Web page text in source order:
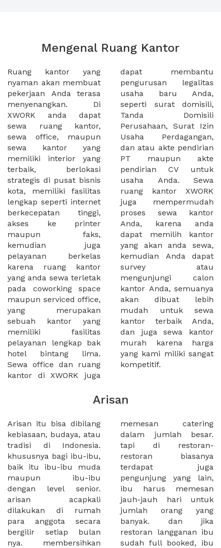
Mengenal Ruang Kantor
Ruang kantor yang
nyaman akan membuat
pekerjaan Anda terasa
menyenangkan. Di
XWORK anda dapat
sewa ruang kantor,
sewa office, maupun
sewa kantor yang
memiliki interior yang
terbaik, berlokasi
strategis di pusat bisnis
kota, memiliki fasilitas
lengkap seperti internet
berkecepatan tinggi,
akses ke printer
maupun faks,
kemudian juga
pelayanan berkelas
karena ruang kantor
yang anda sewa terletak
pada coworking space
maupun serviced office,
yang merupakan
sebuah kantor yang
memiliki fasilitas
pelayanan lengkap bak
hotel bintang lima.
Sewa office dan ruang
kantor di XWORK juga
dapat membantu
pengurusan legalitas
usaha baru Anda,
seperti surat domisili,
Tanda Domisili
Perusahaan, Surat Izin
Usaha Perdagangan,
dan atau akte pendirian
PT maupun akte
pendirian CV untuk
usaha Anda. Sewa
ruang kantor XWORK
juga mempermudah
proses sewa kantor
Anda, karena anda
dapat memilih kantor
yang akan anda sewa,
kemudian Anda dapat
survey atau
mengunjungi calon
kantor Anda, semuanya
akan dibuat lebih
mudah untuk sewa
kantor terbaik Anda,
dan juga sewa kantor
murah karena harga
yang kami miliki sangat
kompetitif.
Arisan
Arisan itu bisa dibilang
kebiasaan, budaya, atau
tradisi di Indonesia.
khususnya bagi ibu-ibu,
baik itu ibu-ibu muda
maupun ibu-ibu
dengan level senior.
arisan acapkali
dilakukan di rumah
para anggota secara
bergilir setiap bulan
nya. membersihkan
memesan catering
dalam jumlah besar.
tapi di restoran-
restoran biasanya
terdapat juga
pengunjung yang lain,
ibu harus memesan
jauh-jauh hari untuk
jumlah orang yang
banyak. dan jika
restoran langganan ibu
sudah full booked, ibu